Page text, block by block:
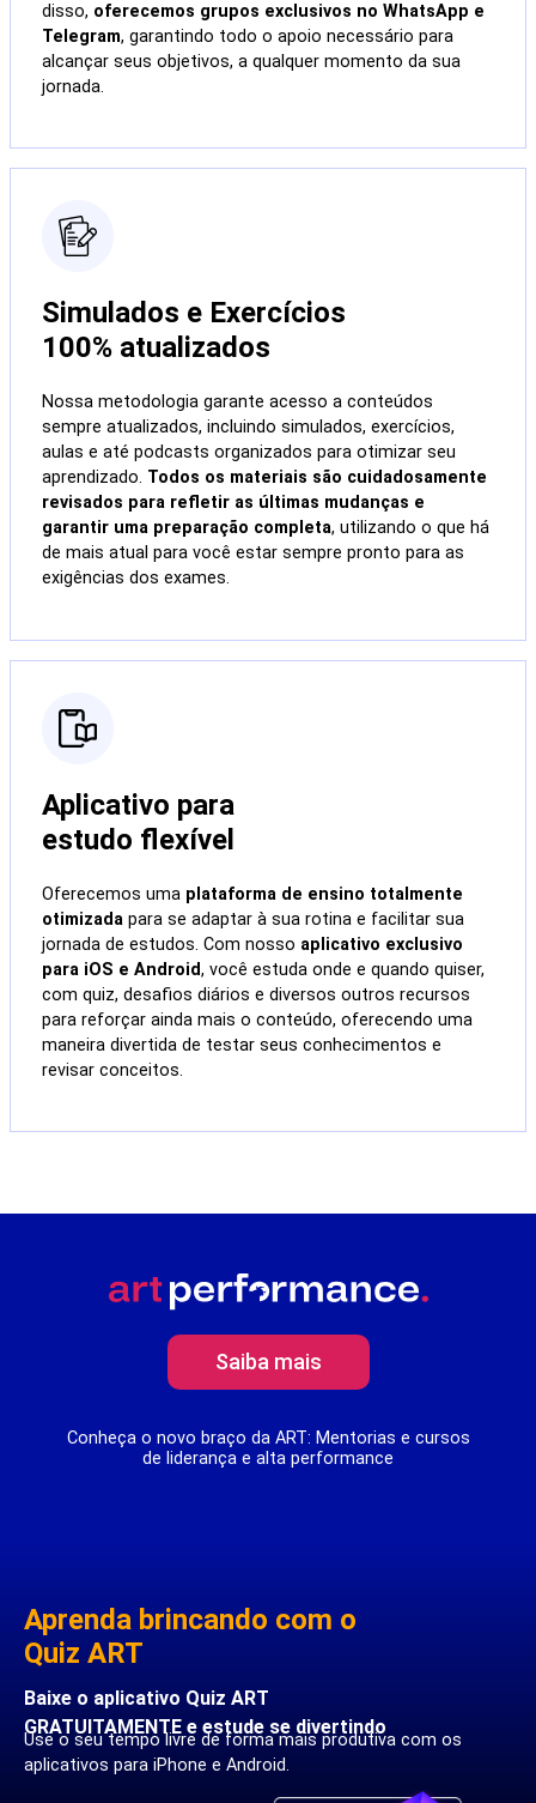
disso, oferecemos grupos exclusivos no WhatsApp e
Telegram, garantindo todo o apoio necessário para
alcançar seus objetivos, a qualquer momento da sua
jornada.
Simulados e Exercícios
100% atualizados
Nossa metodologia garante acesso a conteúdos
sempre atualizados, incluindo simulados, exercícios,
aulas e até podcasts organizados para otimizar seu
aprendizado. Todos os materiais são cuidadosamente
revisados para refletir as últimas mudanças e
garantir uma preparação completa, utilizando o que há
de mais atual para você estar sempre pronto para as
exigências dos exames.
Aplicativo para
estudo flexível
Oferecemos uma plataforma de ensino totalmente
otimizada para se adaptar à sua rotina e facilitar sua
jornada de estudos. Com nosso aplicativo exclusivo
para iOS e Android, você estuda onde e quando quiser,
com quiz, desafios diários e diversos outros recursos
para reforçar ainda mais o conteúdo, oferecendo uma
maneira divertida de testar seus conhecimentos e
revisar conceitos.
Saiba mais
Conheça o novo braço da ART: Mentorias e cursos
de liderança e alta performance
Aprenda brincando com o
Quiz ART
Baixe o aplicativo Quiz ART
GRATUITAMENTE e estude se divertindo
Use o seu tempo livre de forma mais produtiva com os
aplicativos para iPhone e Android.